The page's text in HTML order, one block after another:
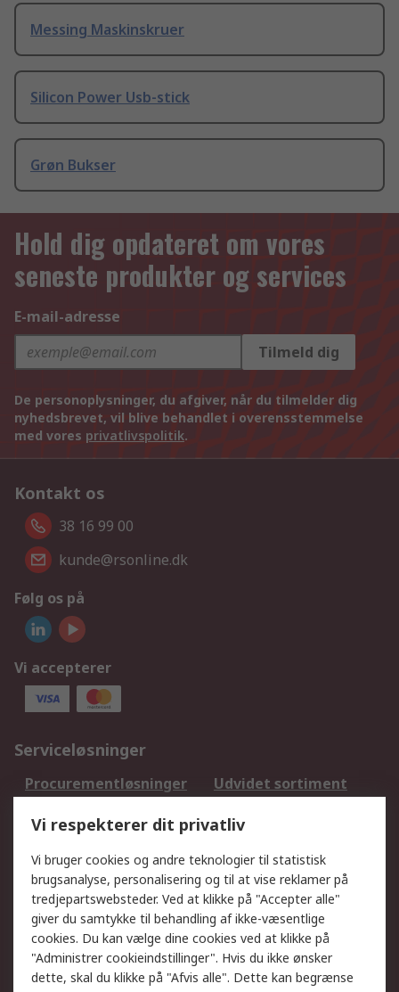
Messing Maskinskruer
Silicon Power Usb-stick
Grøn Bukser
Hold dig opdateret om vores
seneste produkter og services
E-mail-adresse
Tilmeld dig
De personoplysninger, du afgiver, når du tilmelder dig
nyhedsbrevet, vil blive behandlet i overensstemmelse
med vores privatlivspolitik.
Kontakt os
38 16 99 00
kunde@rsonline.dk
Følg os på
Vi accepterer
Serviceløsninger
Procurementløsninger
Udvidet sortiment
DesignSpark
Teknisk Support
Dit lokale salgsteam
Eksportløsninger
Support
Få hjælp
Returnering
Levering
Spor min ordre
Fakturakopi
Betalingsmuligheder
Vi respekterer dit privatliv
Vi bruger cookies og andre teknologier til statistisk
brugsanalyse, personalisering og til at vise reklamer på
tredjepartswebsteder. Ved at klikke på "Accepter alle"
giver du samtykke til behandling af ikke-væsentlige
cookies. Du kan vælge dine cookies ved at klikke på
"Administrer cookieindstillinger". Hvis du ikke ønsker
dette, skal du klikke på "Afvis alle". Dette kan begrænse